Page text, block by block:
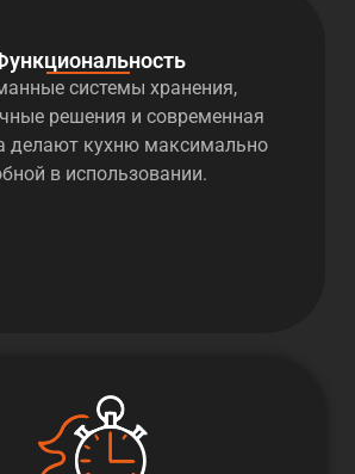
системы хранения,
решения и современная
делают кухню максимально
в использовании.